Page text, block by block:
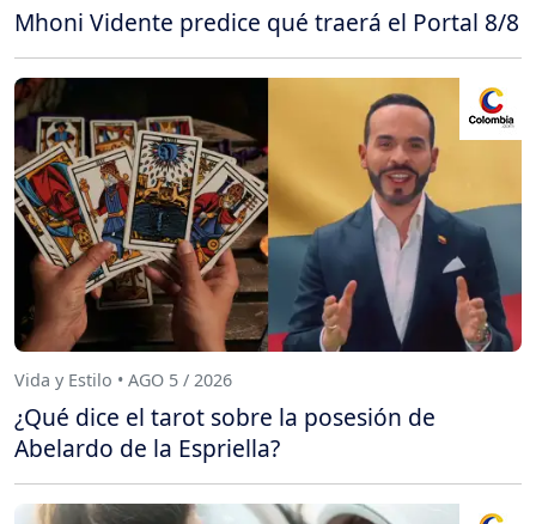
Mhoni Vidente predice qué traerá el Portal 8/8
Vida y Estilo • AGO 5 / 2026
¿Qué dice el tarot sobre la posesión de
Abelardo de la Espriella?